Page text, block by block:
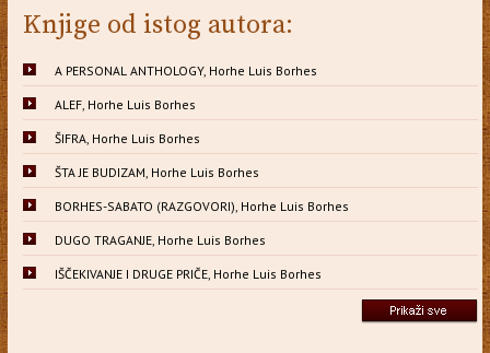
Knjige od istog autora:
A PERSONAL ANTHOLOGY, Horhe Luis Borhes
ALEF, Horhe Luis Borhes
ŠIFRA, Horhe Luis Borhes
ŠTA JE BUDIZAM, Horhe Luis Borhes
BORHES-SABATO (RAZGOVORI), Horhe Luis Borhes
DUGO TRAGANJE, Horhe Luis Borhes
IŠČEKIVANJE I DRUGE PRIČE, Horhe Luis Borhes